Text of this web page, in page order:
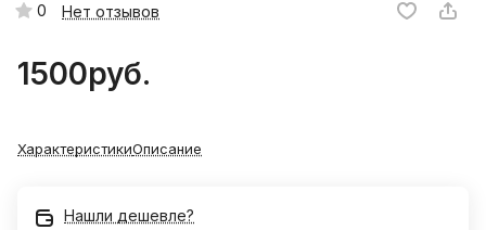
0 Нет отзывов
1500руб.
ХарактеристикиОписание
Нашли дешевле?